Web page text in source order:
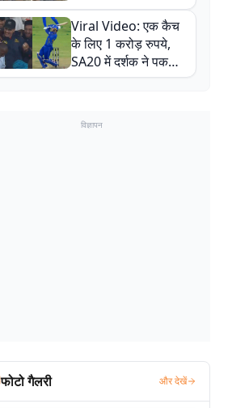
न्यूजीलैंड सीरीज से पहले
बाल-बाल बचे
Viral Video: एक कैच
के लिए 1 करोड़ रुपये,
SA20 में दर्शक ने पकड़ा
एक हाथ से गजब का कैच
विज्ञापन
फोटो गैलरी और देखें